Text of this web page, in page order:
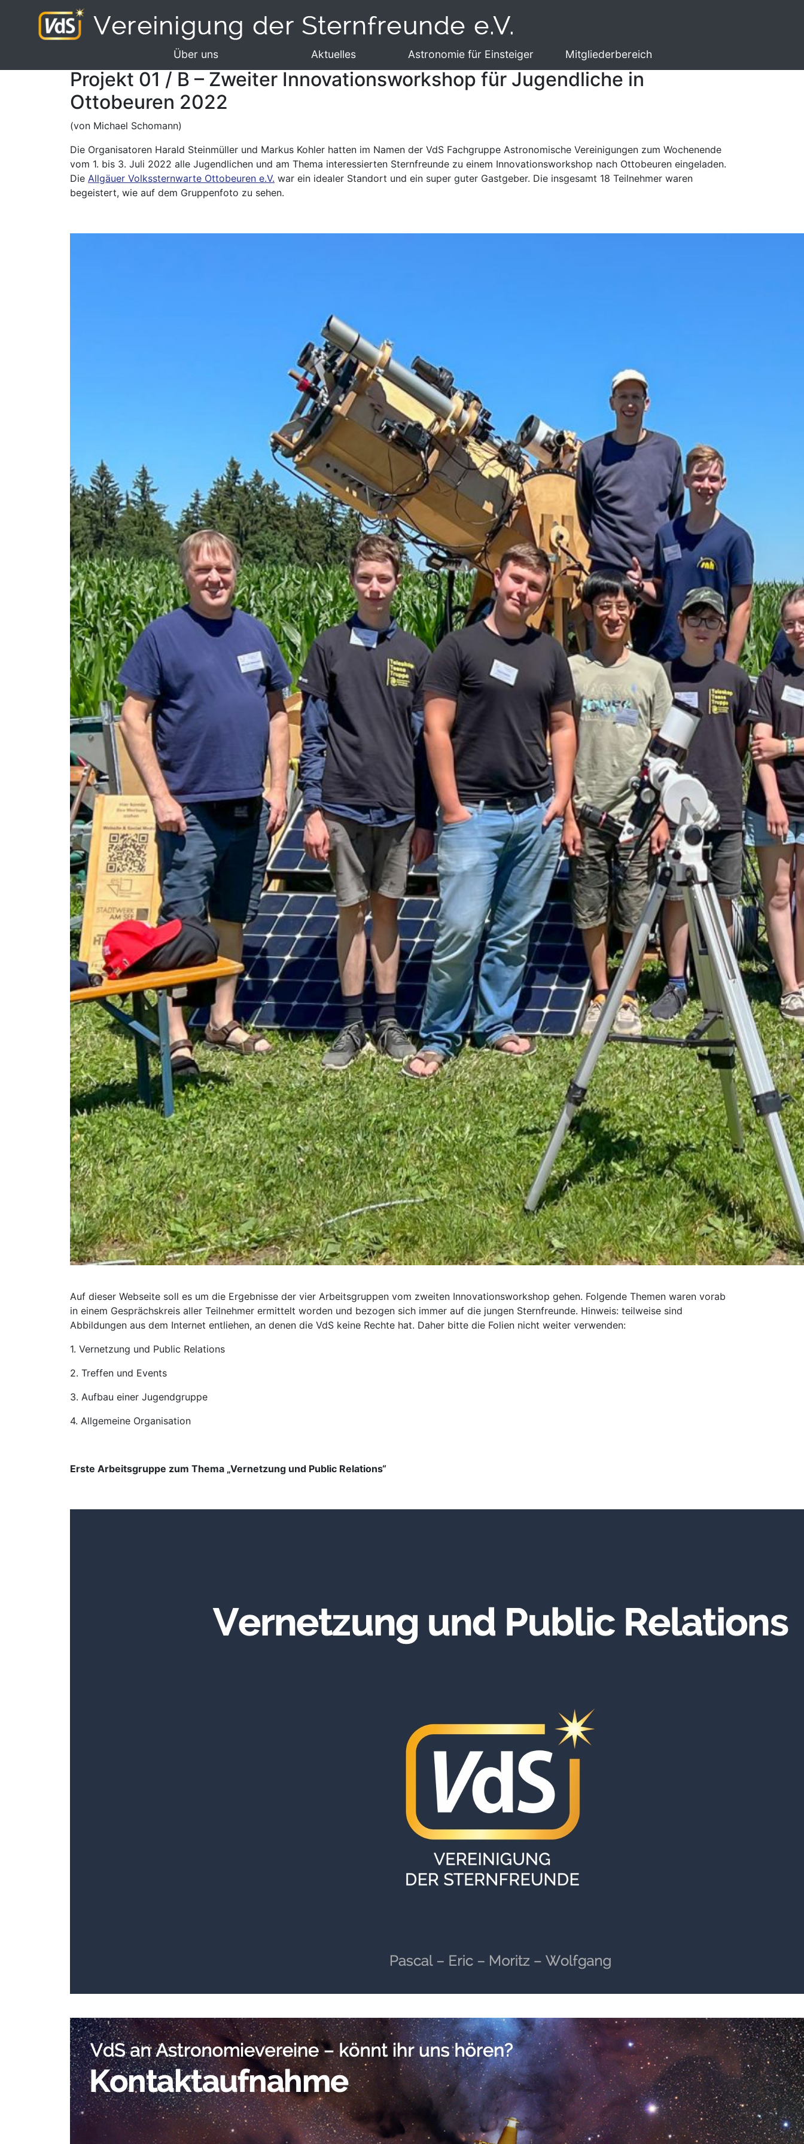
Über uns Aktuelles Astronomie für Einsteiger Mitgliederbereich
Projekt 01 / B – Zweiter Innovationsworkshop für Jugendliche in
Ottobeuren 2022
(von Michael Schomann)
Die Organisatoren Harald Steinmüller und Markus Kohler hatten im Namen der VdS Fachgruppe Astronomische Vereinigungen zum Wochenende
vom 1. bis 3. Juli 2022 alle Jugendlichen und am Thema interessierten Sternfreunde zu einem Innovationsworkshop nach Ottobeuren eingeladen.
Die Allgäuer Volkssternwarte Ottobeuren e.V. war ein idealer Standort und ein super guter Gastgeber. Die insgesamt 18 Teilnehmer waren
begeistert, wie auf dem Gruppenfoto zu sehen.
Auf dieser Webseite soll es um die Ergebnisse der vier Arbeitsgruppen vom zweiten Innovationsworkshop gehen. Folgende Themen waren vorab
in einem Gesprächskreis aller Teilnehmer ermittelt worden und bezogen sich immer auf die jungen Sternfreunde. Hinweis: teilweise sind
Abbildungen aus dem Internet entliehen, an denen die VdS keine Rechte hat. Daher bitte die Folien nicht weiter verwenden:
1. Vernetzung und Public Relations
2. Treffen und Events
3. Aufbau einer Jugendgruppe
4. Allgemeine Organisation
Erste Arbeitsgruppe zum Thema „Vernetzung und Public Relations“